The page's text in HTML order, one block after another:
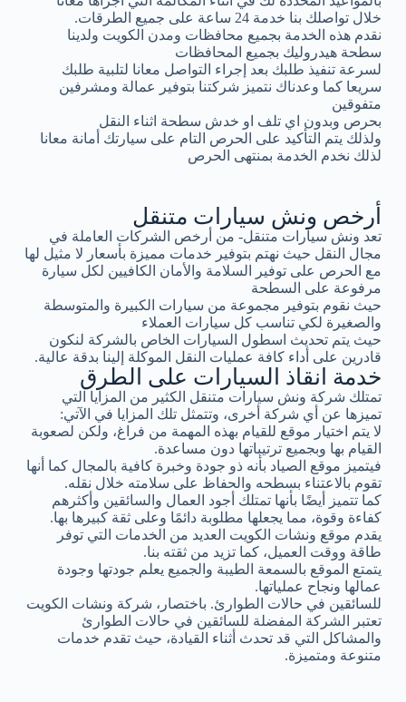
خلال تواصلك بنا خدمة 24 ساعة على جميع الطرقات.
نقدم هذه الخدمة بجميع محافظات ومدن الكويت ولدينا
سطحة هيدروليك بجميع المحافظات
لسرعة تنفيذ طلبك بعد إجراء التواصل معانا لتلبية طلبك
سريعا كما وعدناك نتميز شركتنا بتوفير عمالة ومشرفين
متفوقين
بحرص وبدون اي تلف او خدش سطحة اثناء النقل
ولذلك يتم التأكيد على الحرص التام على سيارتك أمانة معانا
لذلك نخدم الخدمة بمنتهى الحرص
أرخص ونش سيارات متنقل
تعد ونش سيارات متنقل- من أرخص الشركات العاملة في
مجال النقل حيث نهتم بتوفير خدمات مميزة بأسعار لا مثيل لها
مع الحرص على توفير السلامة والأمان الكافيين لكل سيارة
مرفوعة على السطحة
حيث نقوم بتوفير مجموعة من سيارات الكبيرة والمتوسطة
والصغيرة لكي تناسب كل سيارات العملاء
حيث يتم تحديث اسطول السيارات الخاص بالشركة لنكون
قادرين على أداء كافة عمليات النقل الموكلة إلينا بدقة عالية.
خدمة انقاذ السيارات على الطرق
تمتلك شركة ونش سيارات متنقل الكثير من المزايا التي
تميزها عن أي شركة أخرى، وتتمثل تلك المزايا في الآتي:
لا يتم اختيار موقع للقيام بهذه المهمة من فراغ، ولكن لصعوبة
القيام بها وبجميع ترتيباتها دون مساعدة.
فيتميز موقع الصياد بأنه ذو جودة وخبرة كافية بالمجال كما أنها
تقوم بالاعتناء بسطحه والحفاظ على سلامته خلال نقله.
كما تتميز أيضًا بأنها تمتلك أجود العمال والسائقين وأكثرهم
كفاءة وقوة، مما يجعلها مطلوبة دائمًا وعلى ثقة كبيرها بها.
يقدم موقع ونشات الكويت العديد من الخدمات التي توفر
طاقة ووقت العميل، كما تزيد من ثقته بنا.
يتمتع الموقع بالسمعة الطيبة والجميع يعلم جودتها وجودة
عمالها ونجاح عملياتها.
للسائقين في حالات الطوارئ. باختصار، شركة ونشات الكويت
تعتبر الشركة المفضلة للسائقين في حالات الطوارئ
والمشاكل التي قد تحدث أثناء القيادة، حيث تقدم خدمات
متنوعة ومتميزة.